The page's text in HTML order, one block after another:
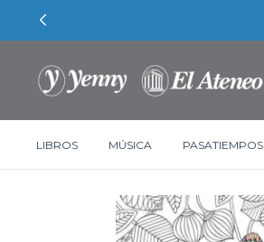
LIBROS MÚSICA PASATIEMPOS